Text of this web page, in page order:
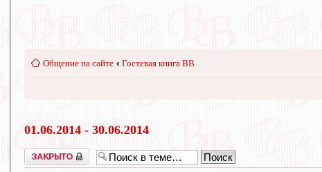
Общение на сайте ‹ Гостевая книга ВВ
01.06.2014 - 30.06.2014
Закрыто